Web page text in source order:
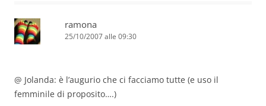
ramona
25/10/2007 alle 09:30
@ Jolanda: è l’augurio che ci facciamo tutte (e uso il
femminile di proposito….)